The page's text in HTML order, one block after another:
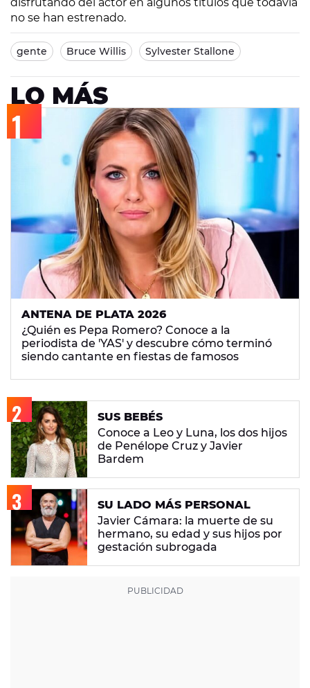
no se han estrenado.
gente Bruce Willis Sylvester Stallone
LO MÁS
ANTENA DE PLATA 2026
¿Quién es Pepa Romero? Conoce a la
periodista de 'YAS' y descubre cómo terminó
siendo cantante en fiestas de famosos
SUS BEBÉS
Conoce a Leo y Luna, los dos hijos
de Penélope Cruz y Javier
Bardem
SU LADO MÁS PERSONAL
Javier Cámara: la muerte de su
hermano, su edad y sus hijos por
gestación subrogada